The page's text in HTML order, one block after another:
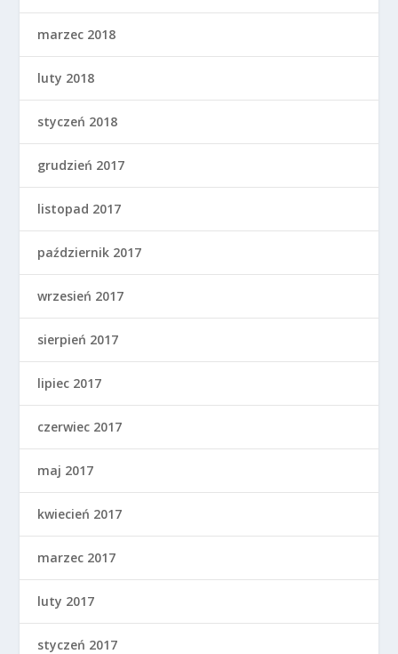
marzec 2018
luty 2018
styczeń 2018
grudzień 2017
listopad 2017
październik 2017
wrzesień 2017
sierpień 2017
lipiec 2017
czerwiec 2017
maj 2017
kwiecień 2017
marzec 2017
luty 2017
styczeń 2017